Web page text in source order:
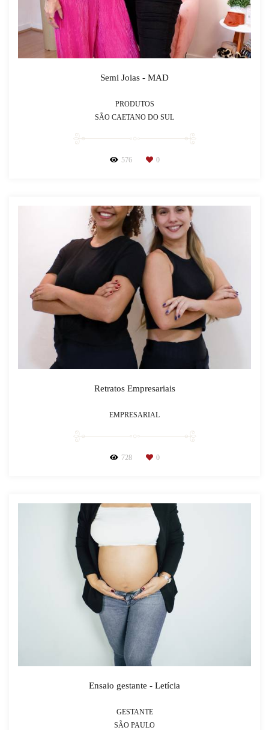
Semi Joias - MAD
PRODUTOS
SÃO CAETANO DO SUL
576 0
Retratos Empresariais
EMPRESARIAL
728 0
Ensaio gestante - Letícia
GESTANTE
SÃO PAULO